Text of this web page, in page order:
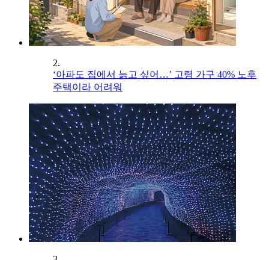
2.
‘아파도 집에서 늙고 싶어…’ 고령 가구 40% 노후
주택이라 어려워